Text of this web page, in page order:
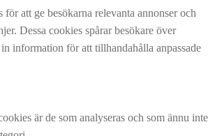
att ge besökarna relevanta annonser och
Dessa cookies spårar besökare över
information för att tillhandahålla anpassade
är de som analyseras och som ännu inte